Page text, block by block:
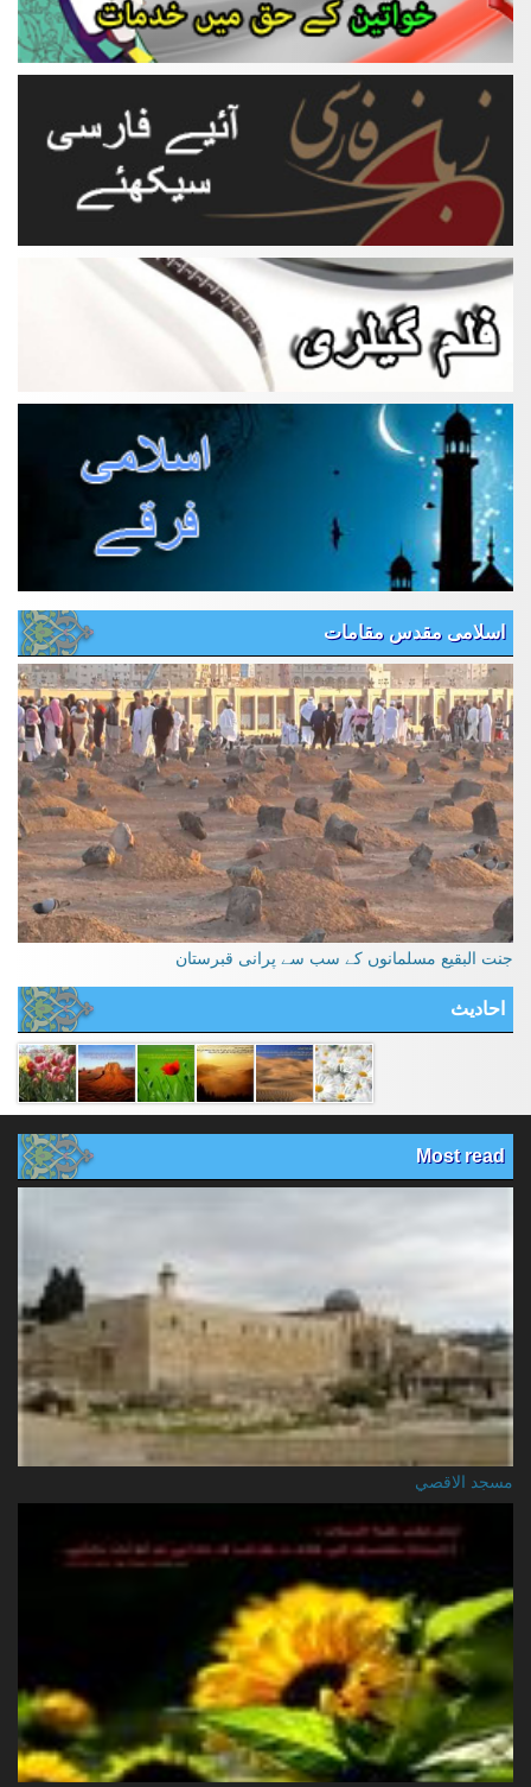
اسلامی مقدس مقامات
جنت البقیع مسلمانوں کے سب سے پرانی قبرستان
احادیث
Most read
مسجد الاقصي